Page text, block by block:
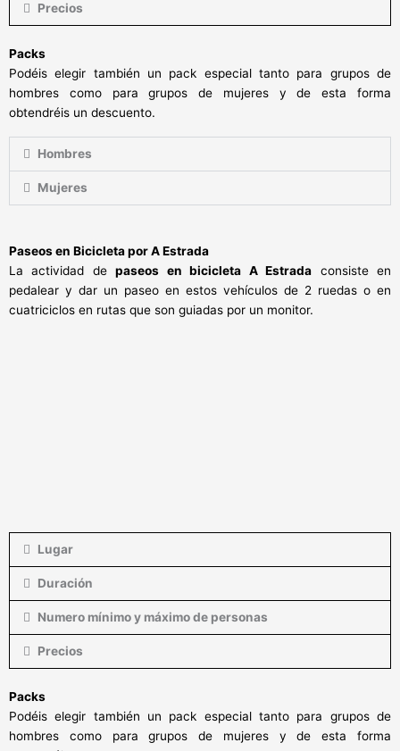
Precios
Packs
Podéis elegir también un pack especial tanto para grupos de
hombres como para grupos de mujeres y de esta forma
obtendréis un descuento.
Hombres
Mujeres
Paseos en Bicicleta por A Estrada
La actividad depaseos en bicicleta A Estrada consiste en
pedalear y dar un paseo en estos vehículos de 2 ruedas o en
cuatriciclos en rutas que son guiadas por un monitor.
Lugar
Duración
Numero mínimo y máximo de personas
Precios
Packs
Podéis elegir también un pack especial tanto para grupos de
hombres como para grupos de mujeres y de esta forma